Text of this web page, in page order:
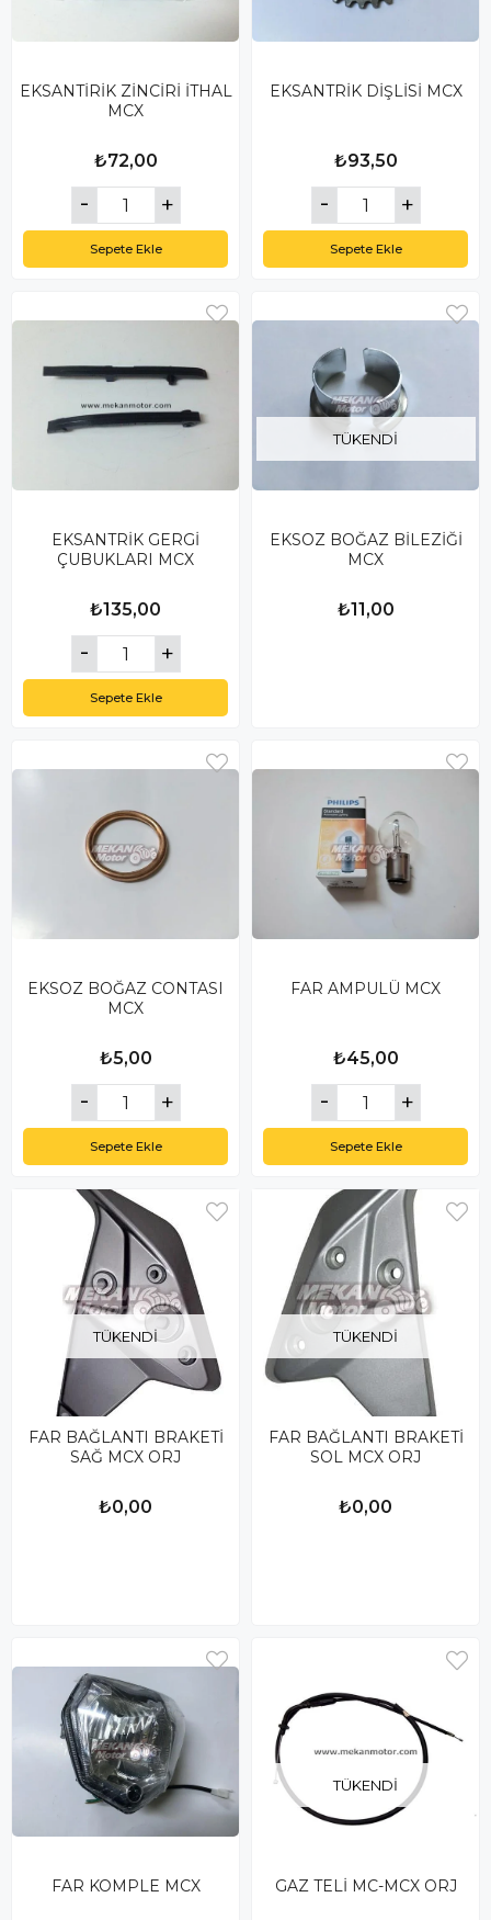
EKSANTİRİK ZİNCİRİ İTHAL
MCX
₺72,00
Sepete Ekle
EKSANTRİK DİŞLİSİ MCX
₺93,50
Sepete Ekle
EKSANTRİK GERGİ
ÇUBUKLARI MCX
₺135,00
Sepete Ekle
TÜKENDI
EKSOZ BOĞAZ BİLEZİĞİ
MCX
₺11,00
EKSOZ BOĞAZ CONTASI
MCX
₺5,00
Sepete Ekle
FAR AMPULÜ MCX
₺45,00
Sepete Ekle
TÜKENDI
FAR BAĞLANTI BRAKETİ
SAĞ MCX ORJ
₺0,00
TÜKENDI
FAR BAĞLANTI BRAKETİ
SOL MCX ORJ
₺0,00
FAR KOMPLE MCX
TÜKENDI
GAZ TELİ MC-MCX ORJ